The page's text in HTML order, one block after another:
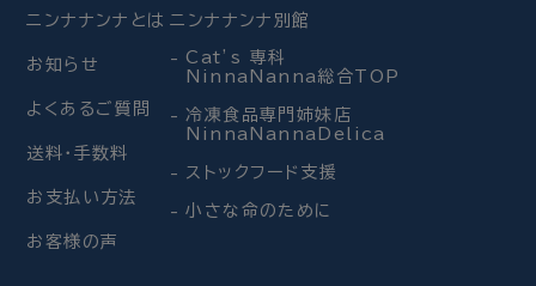
ニンナナンナとは
お知らせ
よくあるご質問
送料・手数料
お支払い方法
お客様の声
ニンナナンナ別館
Cat’s 専科
NinnaNanna総合TOP
冷凍食品専門姉妹店
NinnaNannaDelica
ストックフード支援
小さな命のために